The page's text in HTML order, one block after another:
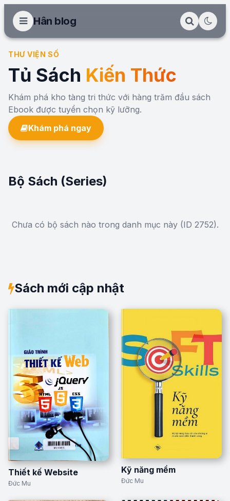
Hân blog
THƯ VIỆN SỐ
Tủ Sách Kiến Thức
Khám phá kho tàng tri thức với hàng trăm đầu sách
Ebook được tuyển chọn kỹ lưỡng.
Khám phá ngay
Bộ Sách (Series)
Chưa có bộ sách nào trong danh mục này (ID 2752).
Sách mới cập nhật
Thiết kế Website
Đức Mu
Kỹ năng mềm
Đức Mu